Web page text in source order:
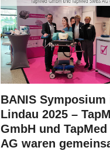
BANIS Symposium
Lindau 2025 –
GmbH und
AG waren